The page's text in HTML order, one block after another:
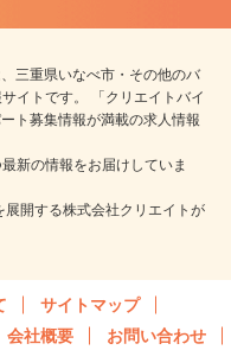
三重県いなべ市・その他のバ
イトです。 「クリエイトバイ
ト募集情報が満載の求人情報
新の情報をお届けしていま
開する株式会社クリエイトが
サイトマップ
会社概要 お問い合わせ